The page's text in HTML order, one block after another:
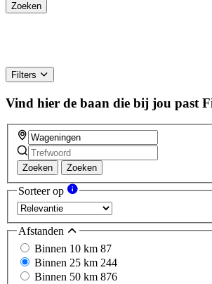
Filters
Vind hier de baan die bij jou past
Zoeken Zoeken
Sorteer op
Afstanden
Binnen 10 km 87
Binnen 25 km 244
Binnen 50 km 876